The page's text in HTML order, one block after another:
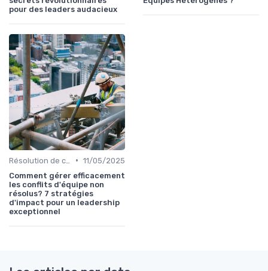
pour des leaders audacieux
• 11/05/2025
Comment gérer efficacement
les conflits d'équipe non
résolus? 7 stratégies
d'impact pour un leadership
exceptionnel